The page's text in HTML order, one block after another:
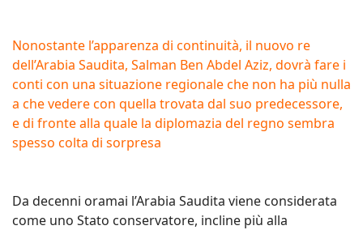
Nonostante l’apparenza di continuità, il nuovo re
dell’Arabia Saudita, Salman Ben Abdel Aziz, dovrà fare i
conti con una situazione regionale che non ha più nulla
a che vedere con quella trovata dal suo predecessore,
e di fronte alla quale la diplomazia del regno sembra
spesso colta di sorpresa
Da decenni oramai l’Arabia Saudita viene considerata
come uno Stato conservatore, incline più alla